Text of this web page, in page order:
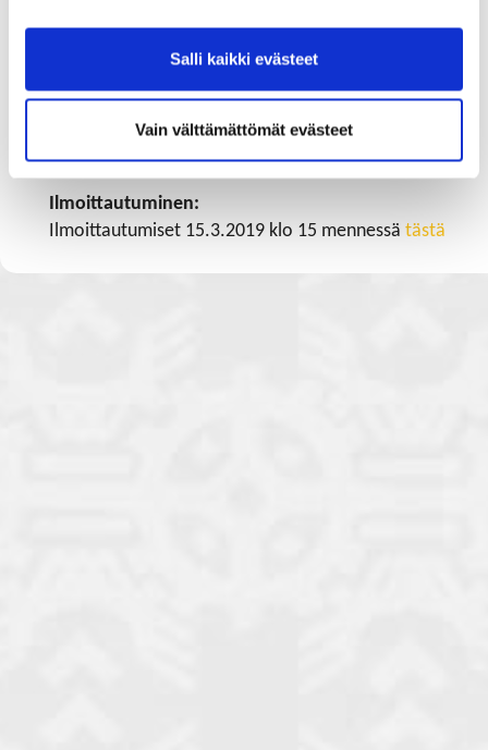
Salli kaikki evästeet
Vain välttämättömät evästeet
​​​​​​​Kauppakamarin jäsenille hinta on 120 € + alv 24 %,
muille 230 € + alv 24 %
Ilmoittautuminen:
Ilmoittautumiset 15.3.2019 klo 15 mennessä tästä